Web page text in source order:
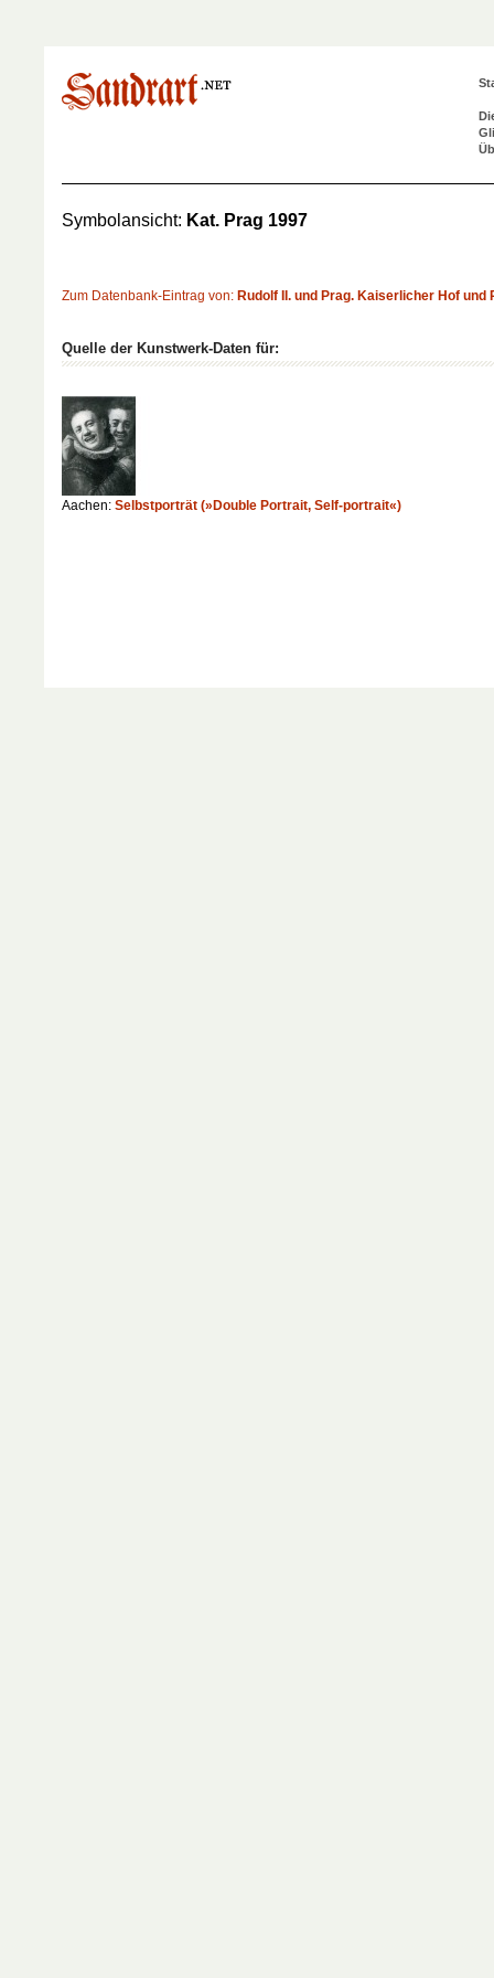
Symbolansicht: Kat. Prag 1997
Zum Datenbank-Eintrag von: Rudolf II. und Prag. Kaiserlicher Hof
Quelle der Kunstwerk-Daten für:
Aachen: Selbstporträt (»Double Portrait, Self-portrait«)